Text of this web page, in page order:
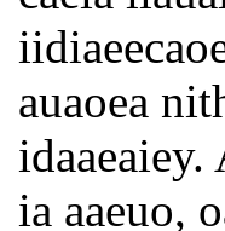
auaoea
ia aaeuo,